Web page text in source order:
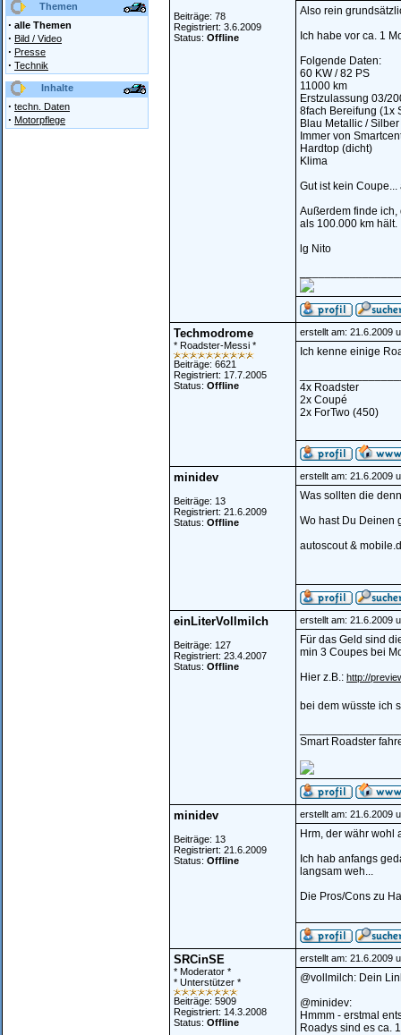
Themen
· alle Themen
· Bild / Video
· Presse
· Technik
Inhalte
· techn. Daten
· Motorpflege
Beiträge: 78
Registriert: 3.6.2009
Status: Offline
Also rein
Ich habe vor ca. 1
Folgende Daten:
60 KW / 82 PS
11000 km
Erstzulassung 03/
8fach Bereifung (1x
Blau Metallic / Silber
Immer von
Hardtop (dicht)
Klima
Gut ist kein
Außerdem finde ich,
als 100.000 km hält.
lg Nito
Techmodrome
* Roadster-Messi *
Beiträge: 6621
Registriert: 17.7.2005
Status: Offline
erstellt am: 21.6.2009
Ich kenne einige
4x Roadster
2x Coupé
2x ForTwo (450)
minidev
Beiträge: 13
Registriert: 21.6.2009
Status: Offline
erstellt am: 21.6.2009
Was sollten die
Wo hast Du Deinen
autoscout &
einLiterVollmilch
Beiträge: 127
Registriert: 23.4.2007
Status: Offline
erstellt am: 21.6.2009
Für das Geld sind
min 3 Coupes bei
Hier z.B.: http://
bei dem wüsste ich
Smart Roadster
minidev
Beiträge: 13
Registriert: 21.6.2009
Status: Offline
erstellt am: 21.6.2009
Hrm, der währ wohl
Ich hab anfangs
langsam weh...
Die Pros/Cons zu
SRCinSE
* Moderator *
* Unterstützer *
Beiträge: 5909
Registriert: 14.3.2008
Status: Offline
erstellt am: 21.6.2009
@vollmilch: Dein
@minidev:
Hmmm - erstmal
Roadys sind es ca.